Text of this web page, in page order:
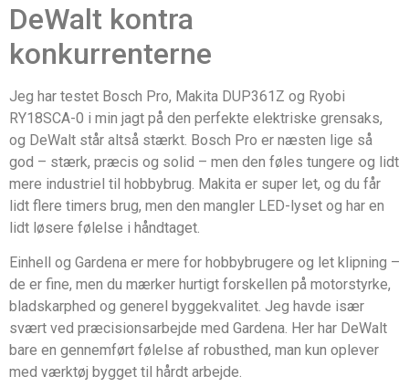
DeWalt kontra
konkurrenterne
Jeg har testet Bosch Pro, Makita DUP361Z og Ryobi
RY18SCA-0 i min jagt på den perfekte elektriske grensaks,
og DeWalt står altså stærkt. Bosch Pro er næsten lige så
god – stærk, præcis og solid – men den føles tungere og lidt
mere industriel til hobbybrug. Makita er super let, og du får
lidt flere timers brug, men den mangler LED-lyset og har en
lidt løsere følelse i håndtaget.
Einhell og Gardena er mere for hobbybrugere og let klipning –
de er fine, men du mærker hurtigt forskellen på motorstyrke,
bladskarphed og generel byggekvalitet. Jeg havde især
svært ved præcisionsarbejde med Gardena. Her har DeWalt
bare en gennemført følelse af robusthed, man kun oplever
med værktøj bygget til hårdt arbejde.